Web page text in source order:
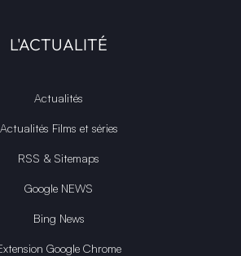
L'ACTUALITÉ
Actualités
Actualités Films et séries
RSS & Sitemaps
Google NEWS
Bing News
Google Chrome